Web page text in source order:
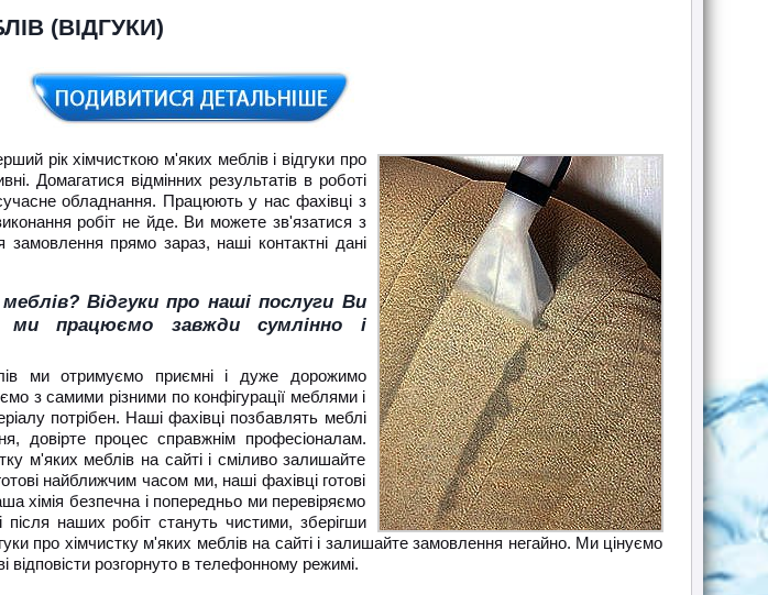
(ВІДГУКИ)
рік хімчисткою м'яких меблів і відгуки про
Домагатися відмінних результатів в роботі
обладнання. Працюють у нас фахівці з
робіт не йде. Ви можете зв'язатися з
прямо зараз, наші контактні дані
Відгуки про наші послуги Ви
працюємо завжди сумлінно і
ми отримуємо приємні і дуже дорожимо
з самими різними по конфігурації меблями і
потрібен. Наші фахівці позбавлять меблі
довірте процес справжнім професіоналам.
м'яких меблів на сайті і сміливо залишайте
найближчим часом ми, наші фахівці готові
хімія безпечна і попередньо ми перевіряємо
після наших робіт стануть чистими, зберігши
про хімчистку м'яких меблів на сайті і залишайте замовлення негайно. Ми цінуємо
відповісти розгорнуто в телефонному режимі.